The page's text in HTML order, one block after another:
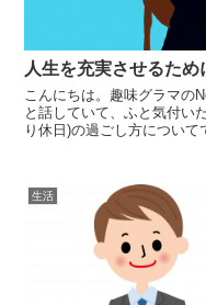
人生を充実させるた
こんにちは。趣味グラマの
と話していて、ふと気付い
り休日)の過ごし方につい
生活